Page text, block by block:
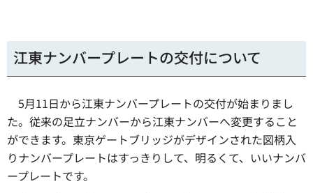
江東ナンバープレートの交付について
5月11日から江東ナンバープレートの交付が始まりまし
た。従来の足立ナンバーから江東ナンバーへ変更すること
ができます。東京ゲートブリッジがデザインされた図柄入
りナンバープレートはすっきりして、明るくて、いいナンバ
ープレートです。